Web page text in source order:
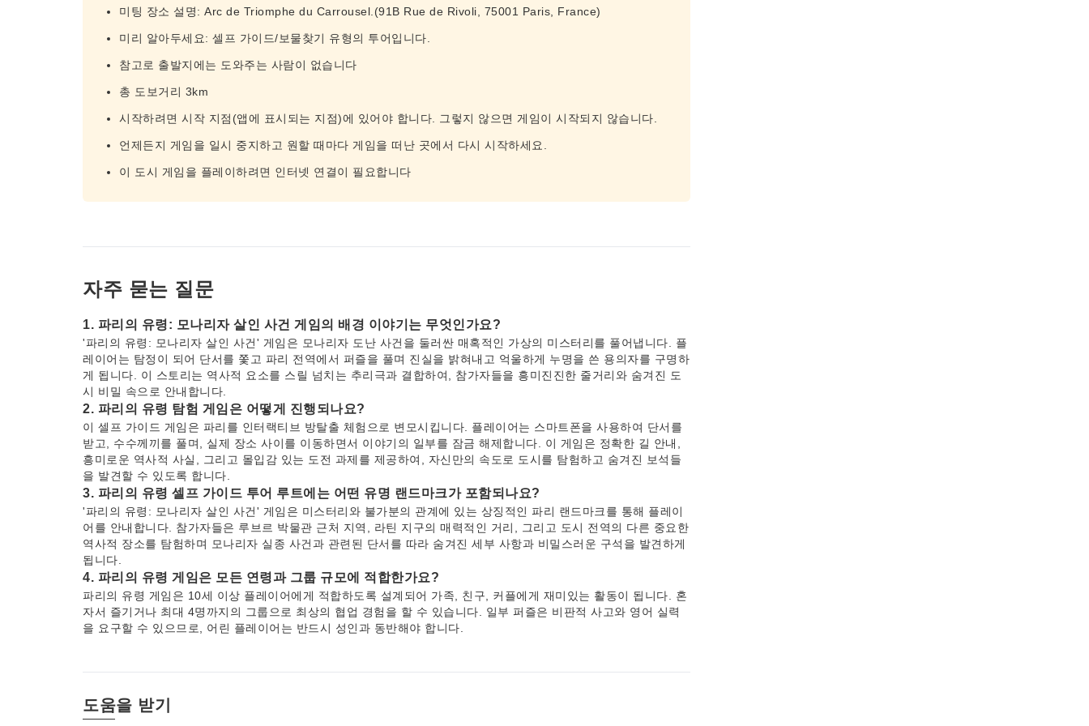
미팅 장소 설명: Arc de Triomphe du Carrousel.(91B Rue de Rivoli, 75001 Paris, France)
미리 알아두세요: 셀프 가이드/보물찾기 유형의 투어입니다.
참고로 출발지에는 도와주는 사람이 없습니다
총 도보거리 3km
시작하려면 시작 지점(앱에 표시되는 지점)에 있어야 합니다. 그렇지 않으면 게임이 시작되지 않습니다.
언제든지 게임을 일시 중지하고 원할 때마다 게임을 떠난 곳에서 다시 시작하세요.
이 도시 게임을 플레이하려면 인터넷 연결이 필요합니다
자주 묻는 질문
1. 파리의 유령: 모나리자 살인 사건 게임의 배경 이야기는 무엇인가요?
'파리의 유령: 모나리자 살인 사건' 게임은 모나리자 도난 사건을 둘러싼 매혹적인 가상의 미스터리를 풀어냅니다. 플
레이어는 탐정이 되어 단서를 쫓고 파리 전역에서 퍼즐을 풀며 진실을 밝혀내고 억울하게 누명을 쓴 용의자를 구명하
게 됩니다. 이 스토리는 역사적 요소를 스릴 넘치는 추리극과 결합하여, 참가자들을 흥미진진한 줄거리와 숨겨진 도
시 비밀 속으로 안내합니다.
2. 파리의 유령 탐험 게임은 어떻게 진행되나요?
이 셀프 가이드 게임은 파리를 인터랙티브 방탈출 체험으로 변모시킵니다. 플레이어는 스마트폰을 사용하여 단서를
받고, 수수께끼를 풀며, 실제 장소 사이를 이동하면서 이야기의 일부를 잠금 해제합니다. 이 게임은 정확한 길 안내,
흥미로운 역사적 사실, 그리고 몰입감 있는 도전 과제를 제공하여, 자신만의 속도로 도시를 탐험하고 숨겨진 보석들
을 발견할 수 있도록 합니다.
3. 파리의 유령 셀프 가이드 투어 루트에는 어떤 유명 랜드마크가 포함되나요?
'파리의 유령: 모나리자 살인 사건' 게임은 미스터리와 불가분의 관계에 있는 상징적인 파리 랜드마크를 통해 플레이
어를 안내합니다. 참가자들은 루브르 박물관 근처 지역, 라틴 지구의 매력적인 거리, 그리고 도시 전역의 다른 중요한
역사적 장소를 탐험하며 모나리자 실종 사건과 관련된 단서를 따라 숨겨진 세부 사항과 비밀스러운 구석을 발견하게
됩니다.
4. 파리의 유령 게임은 모든 연령과 그룹 규모에 적합한가요?
파리의 유령 게임은 10세 이상 플레이어에게 적합하도록 설계되어 가족, 친구, 커플에게 재미있는 활동이 됩니다. 혼
자서 즐기거나 최대 4명까지의 그룹으로 최상의 협업 경험을 할 수 있습니다. 일부 퍼즐은 비판적 사고와 영어 실력
을 요구할 수 있으므로, 어린 플레이어는 반드시 성인과 동반해야 합니다.
수 있어, 휴식을 취하거나 특정 장소를 더 오래 방문할 수 있는 유연성을 제공합니다.
6. 파리의 유령: 모나리자 살인 사건 게임은 다른 파리 미스터리 게임과 비교했을 때 어떤 점이 독특한가
도움을 받기